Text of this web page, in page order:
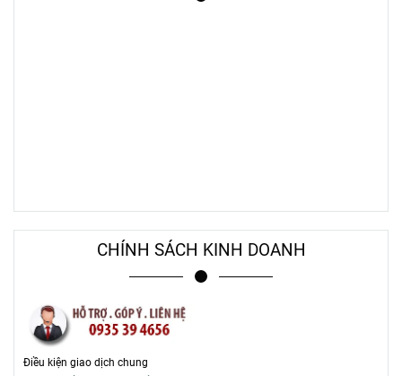
CHÍNH SÁCH KINH DOANH
Điều kiện giao dịch chung